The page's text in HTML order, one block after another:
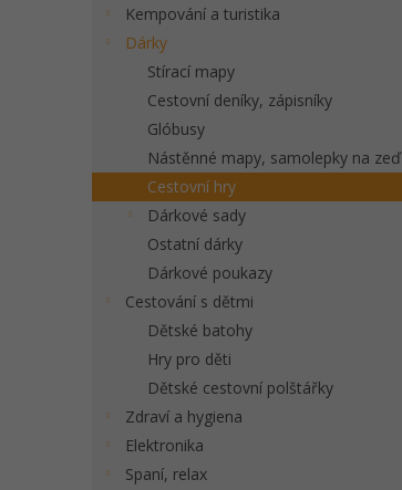
Kempování a turistika
Dárky
Stírací mapy
Cestovní deníky, zápisníky
Glóbusy
Nástěnné mapy, samolepky na zeď
Cestovní hry
Dárkové sady
Ostatní dárky
Dárkové poukazy
Cestování s dětmi
Dětské batohy
Hry pro děti
Dětské cestovní polštářky
Zdraví a hygiena
Elektronika
Spaní, relax